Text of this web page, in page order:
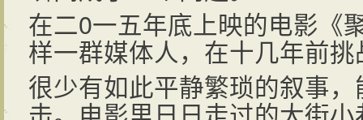
在二0一五年底上映的电影《
样一群媒体人，在十几年前
很少有如此平静繁琐的叙事